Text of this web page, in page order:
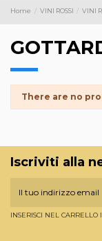
Home VINI ROSSI VINI
There are no
Iscriviti alla
INSERISCI NEL CARRELLO